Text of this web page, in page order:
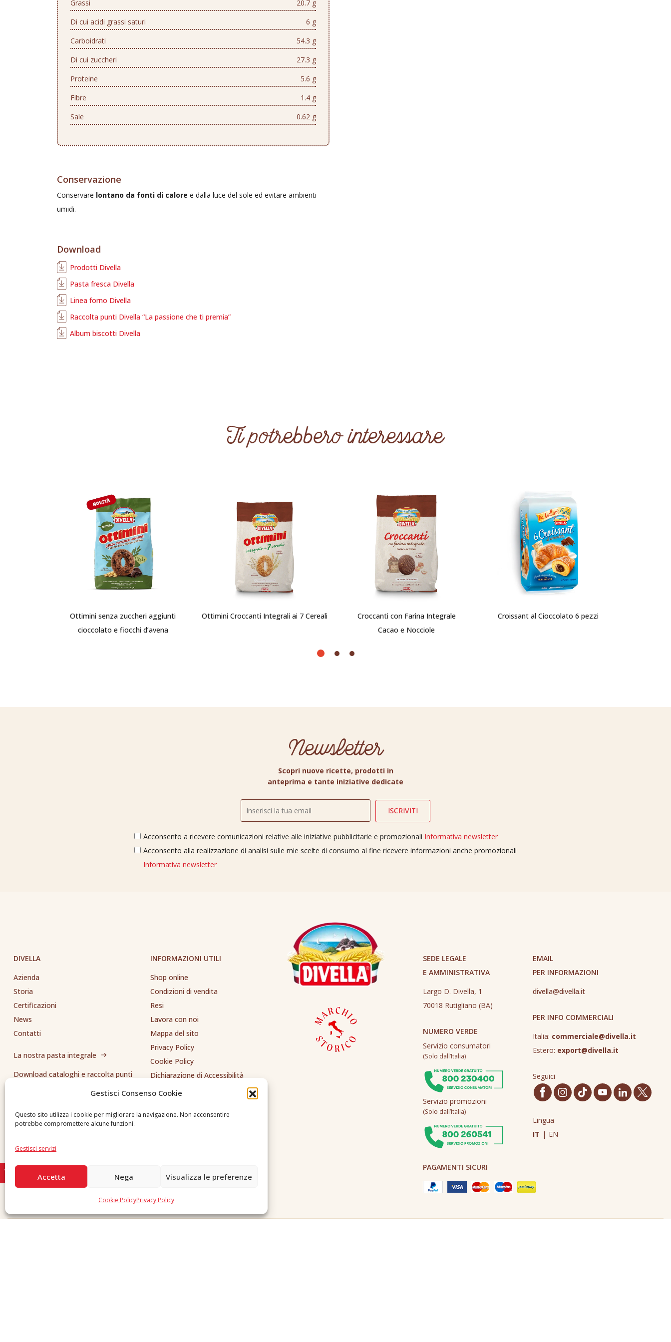
Gestisci Consenso Cookie
Questo sito utilizza i cookie per migliorare la navigazione. Non acconsentire
potrebbe compromettere alcune funzioni.
Gestisci servizi
Accetta Nega Visualizza le preferenze
Cookie PolicyPrivacy Policy
Grassi
20.7 g
Di cui acidi grassi saturi
6 g
Carboidrati
54.3 g
Di cui zuccheri
27.3 g
Proteine
5.6 g
Fibre
1.4 g
Sale
0.62 g
Conservazione
Conservare lontano da fonti di calore e dalla luce del sole ed evitare ambienti
umidi.
Download
Prodotti Divella
Pasta fresca Divella
Linea forno Divella
Raccolta punti Divella “La passione che ti premia”
Album biscotti Divella
Ti potrebbero interessare
Ottimini senza zuccheri aggiunti
cioccolato e fiocchi d’avena
Ottimini Croccanti Integrali ai 7 Cereali
Croccanti con Farina Integrale
Cacao e Nocciole
Croissant al Cioccolato 6 pezzi
Newsletter
Scopri nuove ricette, prodotti in
anteprima e tante iniziative dedicate
Acconsento a ricevere comunicazioni relative alle iniziative pubblicitarie e promozionali Informativa newsletter
Acconsento alla realizzazione di analisi sulle mie scelte di consumo al fine ricevere informazioni anche promozionali
Informativa newsletter
DIVELLA
Azienda
Storia
Certificazioni
News
Contatti
La nostra pasta integrale
Download cataloghi e raccolta punti
INFORMAZIONI UTILI
Shop online
Condizioni di vendita
Resi
Lavora con noi
Mappa del sito
Privacy Policy
Cookie Policy
Dichiarazione di Accessibilità
Whistleblowing
SEDE LEGALE
E AMMINISTRATIVA
Largo D. Divella, 1
70018 Rutigliano (BA)
NUMERO VERDE
Servizio consumatori
(Solo dall’Italia)
Servizio promozioni
(Solo dall’Italia)
EMAIL
PER INFORMAZIONI
divella@divella.it
PER INFO COMMERCIALI
Italia: commerciale@divella.it
Estero: export@divella.it
Seguici
Lingua
IT | EN
PAGAMENTI SICURI